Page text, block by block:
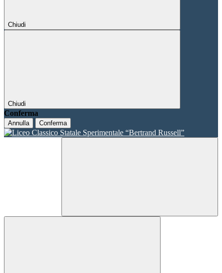
Chiudi
Chiudi
Conferma
Annulla Conferma